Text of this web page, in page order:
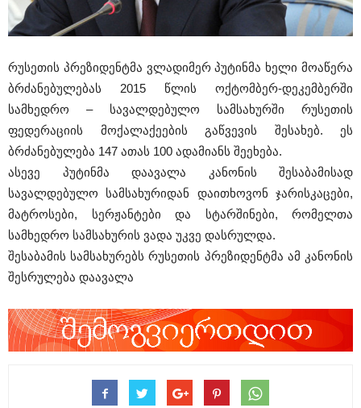
რუსეთის პრეზიდენტმა ვლადიმერ პუტინმა ხელი მოაწერა
ბრძანებულებას 2015 წლის ოქტომბერ-დეკემბერში
სამხედრო – სავალდებულო სამსახურში რუსეთის
ფედერაციის მოქალაქეების გაწვევის შესახებ. ეს
ბრძანებულება 147 ათას 100 ადამიანს შეეხება.
ასევე პუტინმა დაავალა კანონის შესაბამისად
სავალდებულო სამსახურიდან დაითხოვონ ჯარისკაცები,
მატროსები, სერჟანტები და სტარშინები, რომელთა
სამხედრო სამსახურის ვადა უკვე დასრულდა.
შესაბამის სამსახურებს რუსეთის პრეზიდენტმა ამ კანონის
შესრულება დაავალა